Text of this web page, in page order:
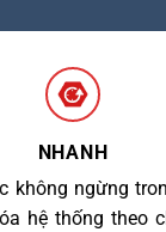
NHANH
không ngừng
hệ thống theo